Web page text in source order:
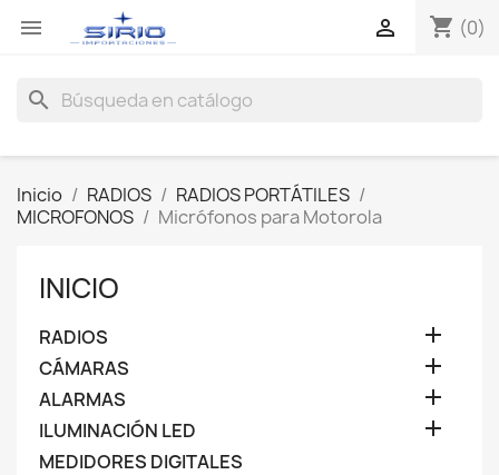
 shopping_cart (0)

search
Inicio RADIOS
RADIOS PORTÁTILES
MICROFONOS
Micrófonos para Motorola
INICIO
RADIOS 
CÁMARAS 
ALARMAS 
ILUMINACIÓN LED 
MEDIDORES DIGITALES